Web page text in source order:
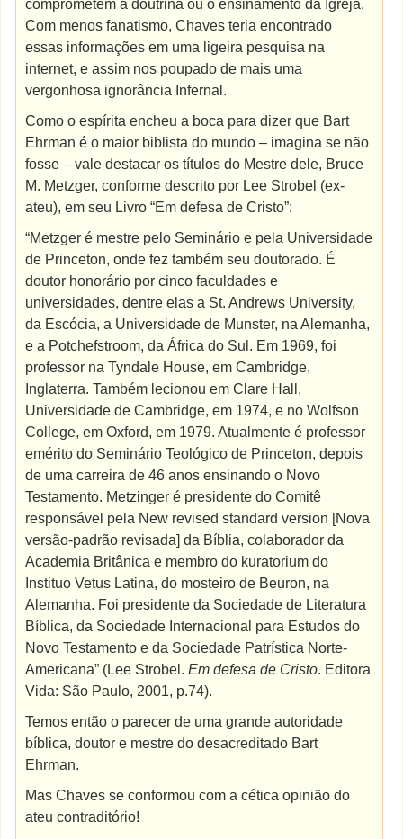
comprometem a doutrina ou o ensinamento da Igreja.
Com menos fanatismo, Chaves teria encontrado
essas informações em uma ligeira pesquisa na
internet, e assim nos poupado de mais uma
vergonhosa ignorância Infernal.
Como o espírita encheu a boca para dizer que Bart
Ehrman é o maior biblista do mundo – imagina se não
fosse – vale destacar os títulos do Mestre dele, Bruce
M. Metzger, conforme descrito por Lee Strobel (ex-
ateu), em seu Livro “Em defesa de Cristo”:
“Metzger é mestre pelo Seminário e pela Universidade
de Princeton, onde fez também seu doutorado. É
doutor honorário por cinco faculdades e
universidades, dentre elas a St. Andrews University,
da Escócia, a Universidade de Munster, na Alemanha,
e a Potchefstroom, da África do Sul. Em 1969, foi
professor na Tyndale House, em Cambridge,
Inglaterra. Também lecionou em Clare Hall,
Universidade de Cambridge, em 1974, e no Wolfson
College, em Oxford, em 1979. Atualmente é professor
emérito do Seminário Teológico de Princeton, depois
de uma carreira de 46 anos ensinando o Novo
Testamento. Metzinger é presidente do Comitê
responsável pela New revised standard version [Nova
versão-padrão revisada] da Bíblia, colaborador da
Academia Britânica e membro do kuratorium do
Instituo Vetus Latina, do mosteiro de Beuron, na
Alemanha. Foi presidente da Sociedade de Literatura
Bíblica, da Sociedade Internacional para Estudos do
Novo Testamento e da Sociedade Patrística Norte-
Americana” (Lee Strobel.Em defesa de Cristo. Editora
Vida: São Paulo, 2001, p.74).
Temos então o parecer de uma grande autoridade
bíblica, doutor e mestre do desacreditado Bart
Ehrman.
Mas Chaves se conformou com a cética opinião do
ateu contraditório!